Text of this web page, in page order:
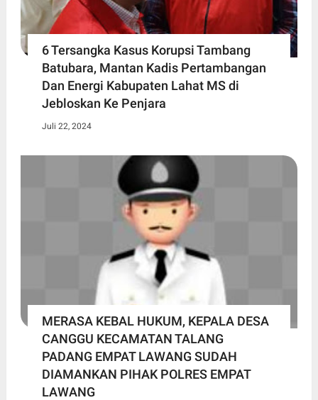
6 Tersangka Kasus Korupsi Tambang
Batubara, Mantan Kadis Pertambangan
Dan Energi Kabupaten Lahat MS di
Jebloskan Ke Penjara
Juli 22, 2024
MERASA KEBAL HUKUM, KEPALA DESA
CANGGU KECAMATAN TALANG
PADANG EMPAT LAWANG SUDAH
DIAMANKAN PIHAK POLRES EMPAT
LAWANG